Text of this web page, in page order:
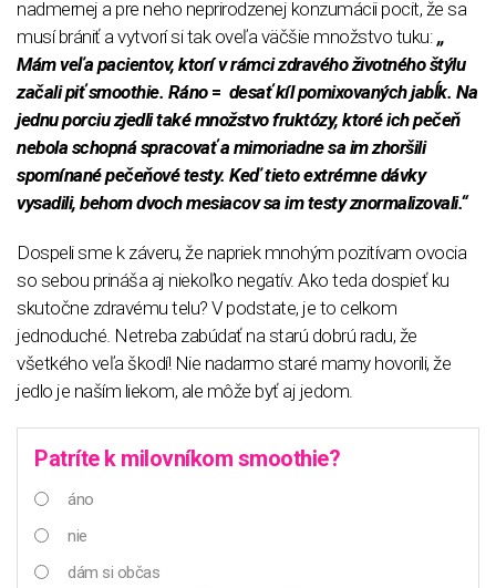
nadmernej a pre neho neprirodzenej konzumácii pocit, že sa
musí brániť a vytvorí si tak oveľa väčšie množstvo tuku: ,,
Mám veľa pacientov, ktorí v rámci zdravého životného štýlu
začali piť smoothie. Ráno = desať kíl pomixovaných jabĺk. Na
jednu porciu zjedli také množstvo fruktózy, ktoré ich pečeň
nebola schopná spracovať a mimoriadne sa im zhoršili
spomínané pečeňové testy. Keď tieto extrémne dávky
vysadili, behom dvoch mesiacov sa im testy znormalizovali.“
Dospeli sme k záveru, že napriek mnohým pozitívam ovocia
so sebou prináša aj niekoľko negatív. Ako teda dospieť ku
skutočne zdravému telu? V podstate, je to celkom
jednoduché. Netreba zabúdať na starú dobrú radu, že
všetkého veľa škodí! Nie nadarmo staré mamy hovorili, že
jedlo je naším liekom, ale môže byť aj jedom.
Patríte k milovníkom smoothie?
áno
nie
dám si občas